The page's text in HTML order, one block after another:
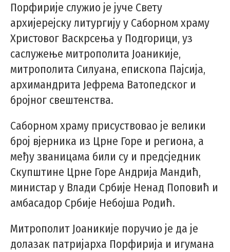
Порфирије служио је јуче Свету
архијерејску литургију у Саборном храму
Христовог Васкрсења у Подгорици, уз
саслужење митрополита Јоаникије,
митрополита Силуана, епископа Пајсија,
архимандрита Јефрема Ватопедског и
бројног свештенства.
Саборном храму присуствовао је велики
број вјерника из Црне Горе и региона, а
међу званицама били су и предсједник
Скупштине Црне Горе Андрија Мандић,
министар у Влади Србије Ненад Поповић и
амбасадор Србије Небојша Родић.
Митрополит Јоаникије поручио је да је
долазак патријарха Порфирија и игумана